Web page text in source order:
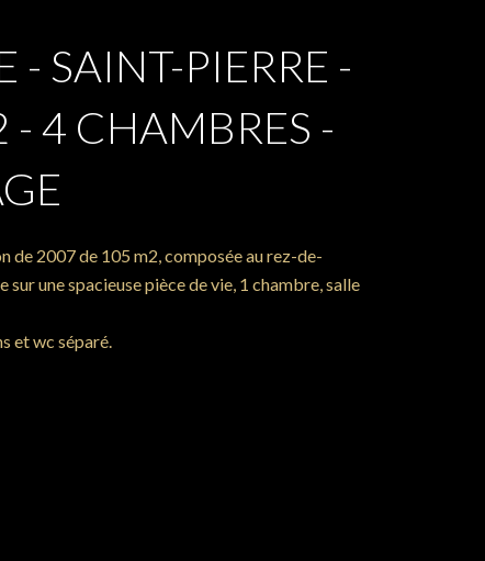
- SAINT-PIERRE -
4 CHAMBRES -
de 2007 de 105 m2, composée au rez-de-
sur une spacieuse pièce de vie, 1 chambre, salle
et wc séparé.